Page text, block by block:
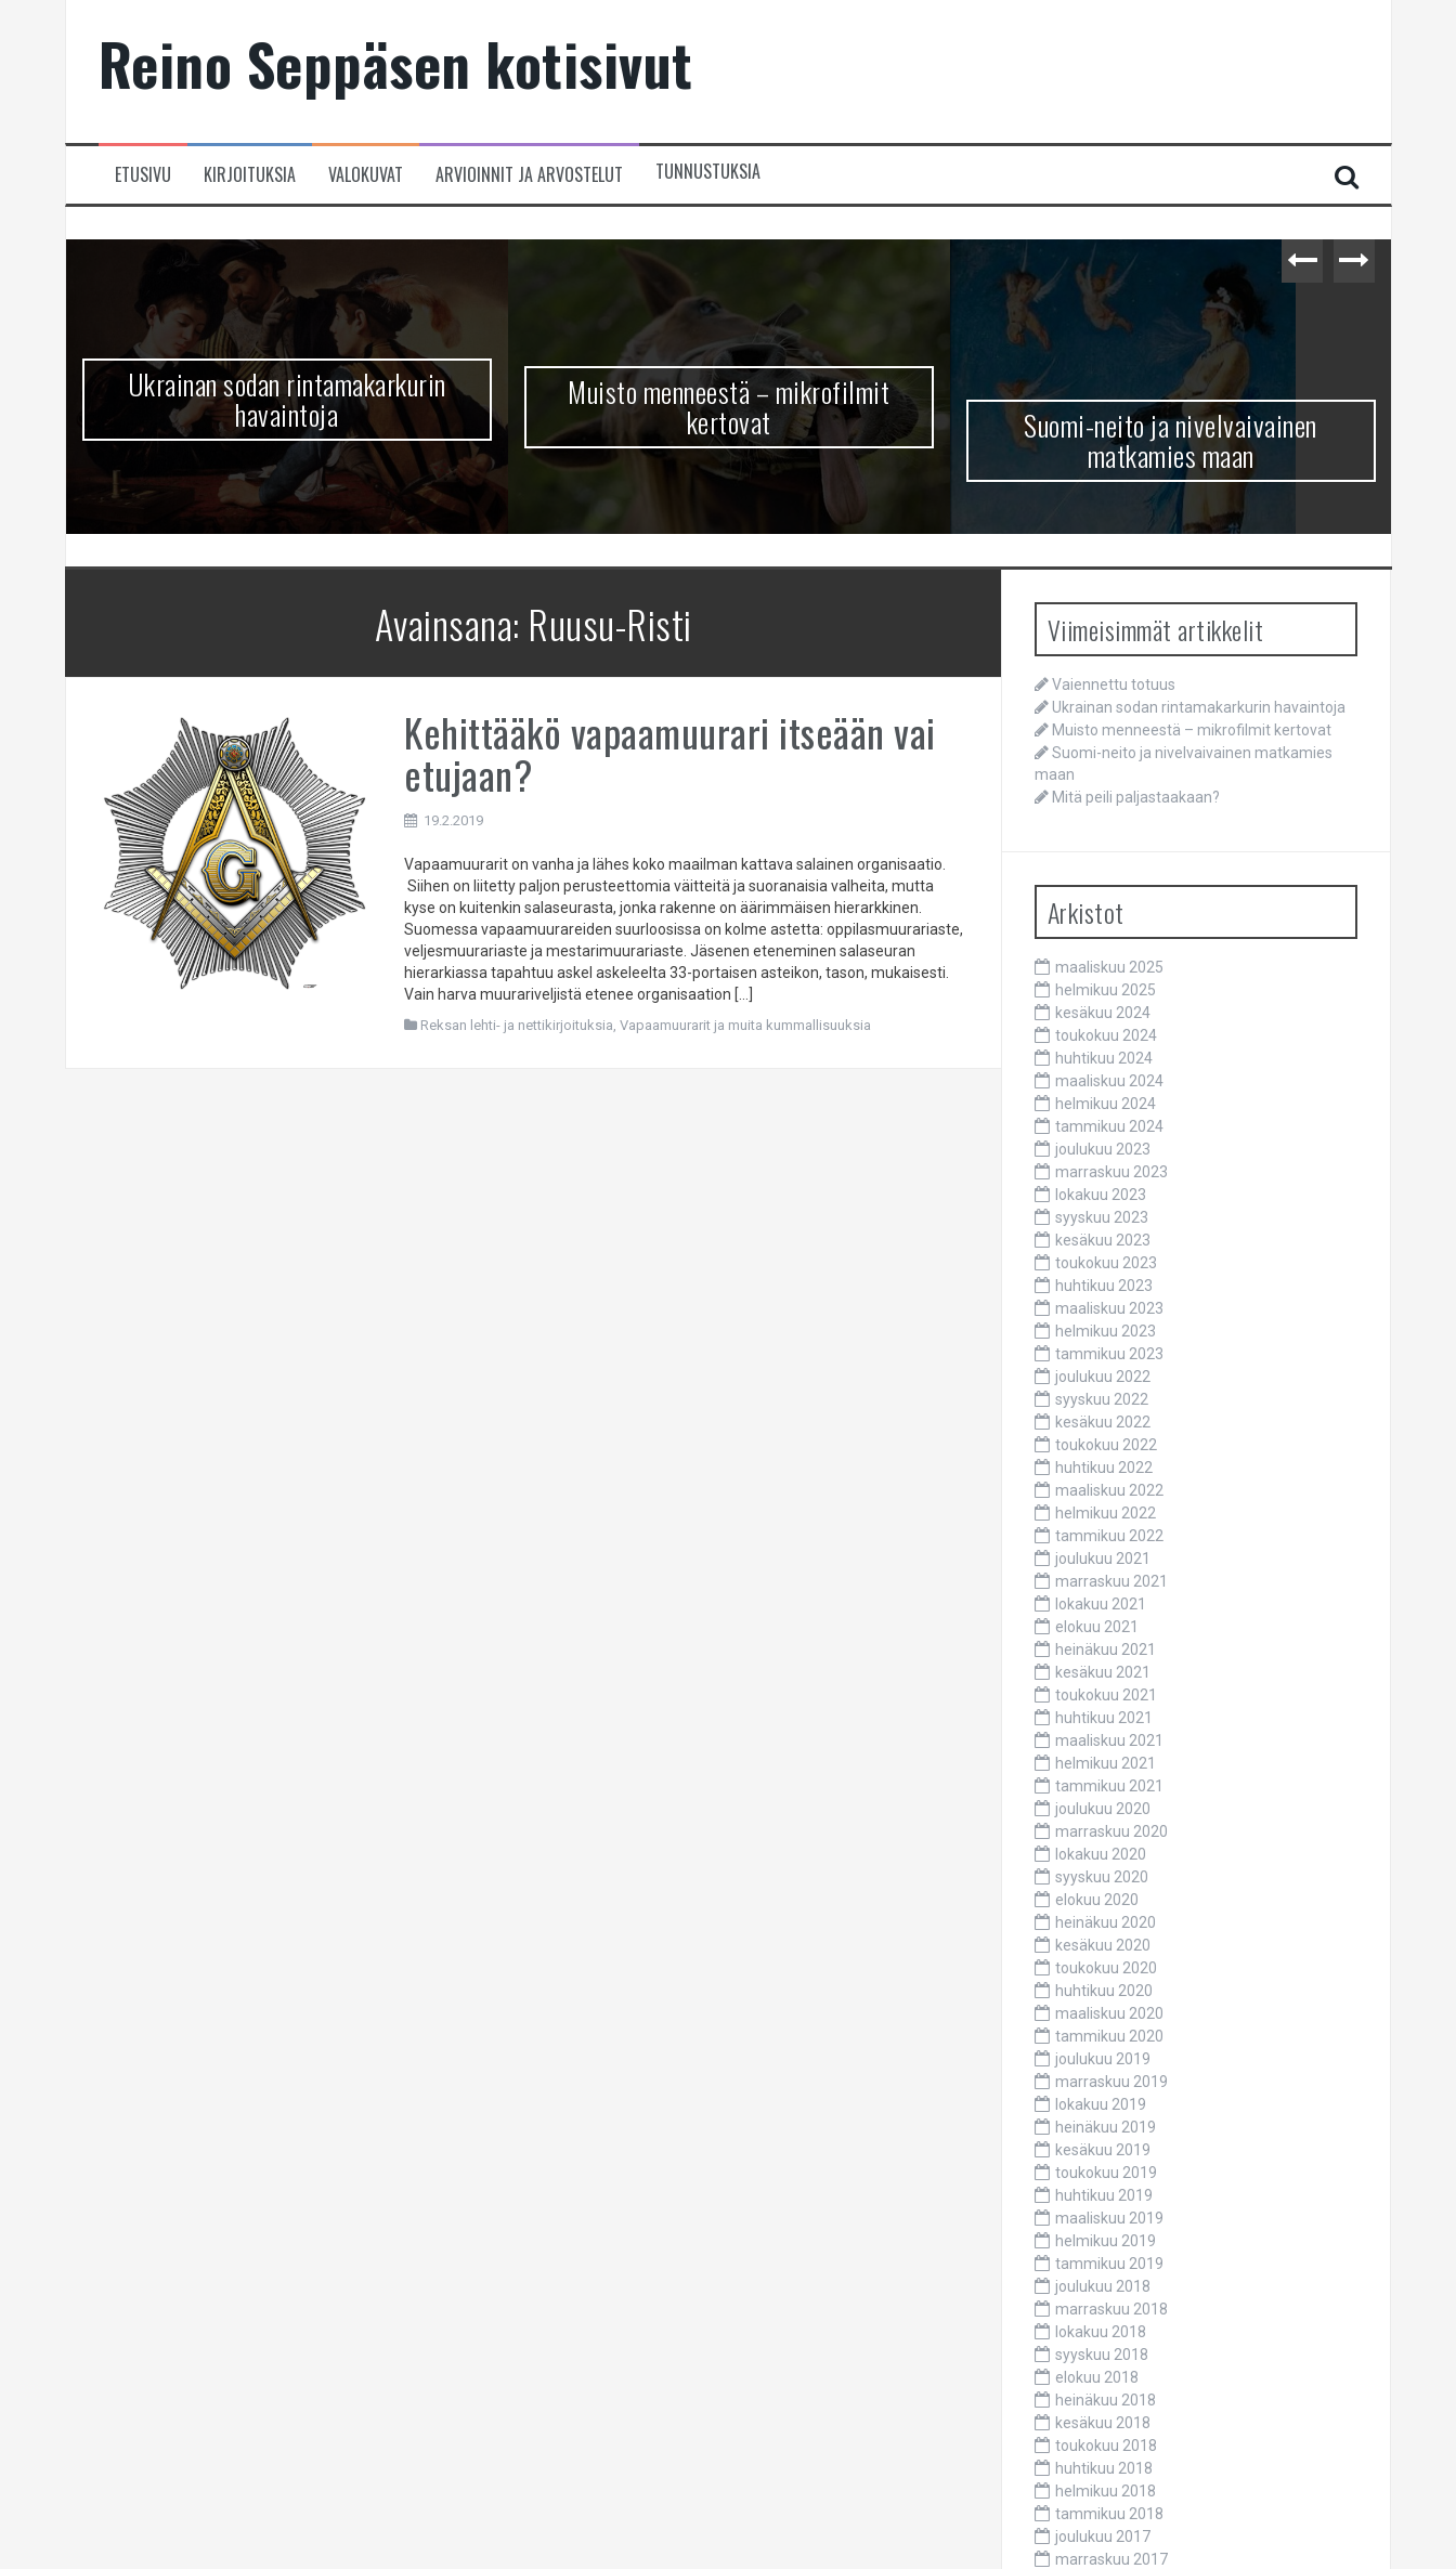
Reino Seppäsen kotisivut
ETUSIVU KIRJOITUKSIA VALOKUVAT ARVIOINNIT JA ARVOSTELUT TUNNUSTUKSIA
Ukrainan sodan rintamakarkurin
havaintoja
Muisto menneestä – mikrofilmit
kertovat Suomi-neito ja nivelvaivainen
matkamies maan
Avainsana: Ruusu-Risti
Kehittääkö vapaamuurari itseään vai
etujaan?
19.2.2019
Vapaamuurarit on vanha ja lähes koko maailman kattava salainen organisaatio.
Siihen on liitetty paljon perusteettomia väitteitä ja suoranaisia valheita, mutta
kyse on kuitenkin salaseurasta, jonka rakenne on äärimmäisen hierarkkinen.
Suomessa vapaamuurareiden suurloosissa on kolme astetta: oppilasmuurariaste,
veljesmuurariaste ja mestarimuurariaste. Jäsenen eteneminen salaseuran
hierarkiassa tapahtuu askel askeleelta 33-portaisen asteikon, tason, mukaisesti.
Vain harva muurariveljistä etenee organisaation […]
Reksan lehti- ja nettikirjoituksia,Vapaamuurarit ja muita kummallisuuksia
Viimeisimmät artikkelit
Vaiennettu totuus
Ukrainan sodan rintamakarkurin havaintoja
Muisto menneestä – mikrofilmit kertovat
Suomi-neito ja nivelvaivainen matkamies
maan
Mitä peili paljastaakaan?
Arkistot
maaliskuu 2025
helmikuu 2025
kesäkuu 2024
toukokuu 2024
huhtikuu 2024
maaliskuu 2024
helmikuu 2024
tammikuu 2024
joulukuu 2023
marraskuu 2023
lokakuu 2023
syyskuu 2023
kesäkuu 2023
toukokuu 2023
huhtikuu 2023
maaliskuu 2023
helmikuu 2023
tammikuu 2023
joulukuu 2022
syyskuu 2022
kesäkuu 2022
toukokuu 2022
huhtikuu 2022
maaliskuu 2022
helmikuu 2022
tammikuu 2022
joulukuu 2021
marraskuu 2021
lokakuu 2021
elokuu 2021
heinäkuu 2021
kesäkuu 2021
toukokuu 2021
huhtikuu 2021
maaliskuu 2021
helmikuu 2021
tammikuu 2021
joulukuu 2020
marraskuu 2020
lokakuu 2020
syyskuu 2020
elokuu 2020
heinäkuu 2020
kesäkuu 2020
toukokuu 2020
huhtikuu 2020
maaliskuu 2020
tammikuu 2020
joulukuu 2019
marraskuu 2019
lokakuu 2019
heinäkuu 2019
kesäkuu 2019
toukokuu 2019
huhtikuu 2019
maaliskuu 2019
helmikuu 2019
tammikuu 2019
joulukuu 2018
marraskuu 2018
lokakuu 2018
syyskuu 2018
elokuu 2018
heinäkuu 2018
kesäkuu 2018
toukokuu 2018
huhtikuu 2018
helmikuu 2018
tammikuu 2018
joulukuu 2017
marraskuu 2017